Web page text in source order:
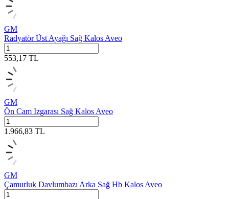
GM
Radyatör Üst Ayağı Sağ Kalos Aveo
553,17 TL
GM
Ön Cam Izgarası Sağ Kalos Aveo
1.966,83 TL
GM
Çamurluk Davlumbazı Arka Sağ Hb Kalos Aveo